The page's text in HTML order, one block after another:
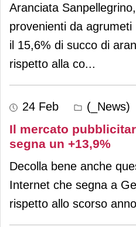
Aranciata
provenienti da
il 15,6% di succo di
rispetto alla co...
24 Feb (_News)
Il mercato
segna un +13,9%
Decolla bene anche
Internet che segna a
rispetto allo scorso